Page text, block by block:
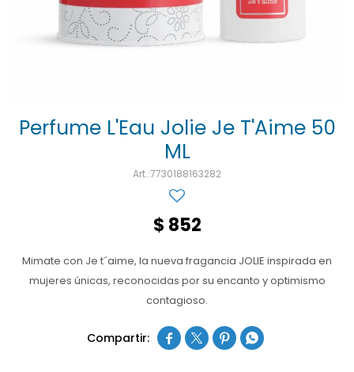
Perfume L'Eau Jolie Je T'Aime 50
ML
7730188163282
$ 852
Mimate con Je t´aime, la nueva fragancia JOLIE inspirada en
mujeres únicas, reconocidas por su encanto y optimismo
contagioso.
   
Ojos y oído
Infecciones
Jarabes
Cuidado manos
Salud sexual y reproductiva